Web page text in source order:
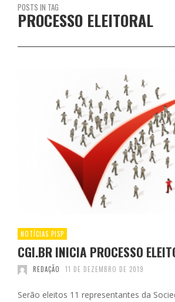
POSTS IN TAG
PROCESSO ELEITORAL
NOTÍCIAS PISP
CGI.BR INICIA PROCESSO
REDAÇÃO 11 DE DEZEMBRO DE 2019
Serão eleitos 11 representantes da